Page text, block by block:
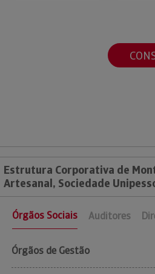
Estrutura Corporativa de
Artesanal, Sociedade
Órgãos Sociais Auditores
Órgãos de Gestão